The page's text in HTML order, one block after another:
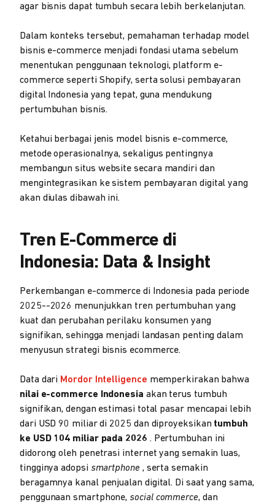
agar bisnis dapat tumbuh secara lebih berkelanjutan.
Dalam konteks tersebut, pemahaman terhadap model
bisnis e-commerce menjadi fondasi utama sebelum
menentukan penggunaan teknologi, platform e-
commerce seperti Shopify, serta solusi pembayaran
digital Indonesia yang tepat, guna mendukung
pertumbuhan bisnis.
Ketahui berbagai jenis model bisnis e-commerce,
metode operasionalnya, sekaligus pentingnya
membangun situs website secara mandiri dan
mengintegrasikan ke sistem pembayaran digital yang
akan diulas dibawah ini.
Tren E-Commerce di
Indonesia: Data & Insight
Perkembangan e-commerce di Indonesia pada periode
2025--2026 menunjukkan tren pertumbuhan yang
kuat dan perubahan perilaku konsumen yang
signifikan, sehingga menjadi landasan penting dalam
menyusun strategi bisnis ecommerce.
Data dari Mordor Intelligence memperkirakan bahwa
nilai e-commerce Indonesia akan terus tumbuh
signifikan, dengan estimasi total pasar mencapai lebih
dari USD 90 miliar di 2025 dan diproyeksikan tumbuh
ke USD 104 miliar pada 2026 . Pertumbuhan ini
didorong oleh penetrasi internet yang semakin luas,
tingginya adopsi smartphone , serta semakin
beragamnya kanal penjualan digital. Di saat yang sama,
penggunaan smartphone, social commerce, dan